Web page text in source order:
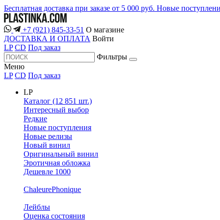
Бесплатная доставка при заказе от 5 000 руб. Новые
+7 (921) 845-33-51 О магазине
ДОСТАВКА И ОПЛАТА Войти
LP CD Под заказ
Фильтры
Меню
LP CD Под заказ
LP
Каталог (12 851 шт.)
Интересный выбор
Редкие
Новые поступления
Новые релизы
Новый винил
Оригинальный винил
Эротичная обложка
Дешевле 1000
ChaleurePhonique
Лейблы
Оценка состояния